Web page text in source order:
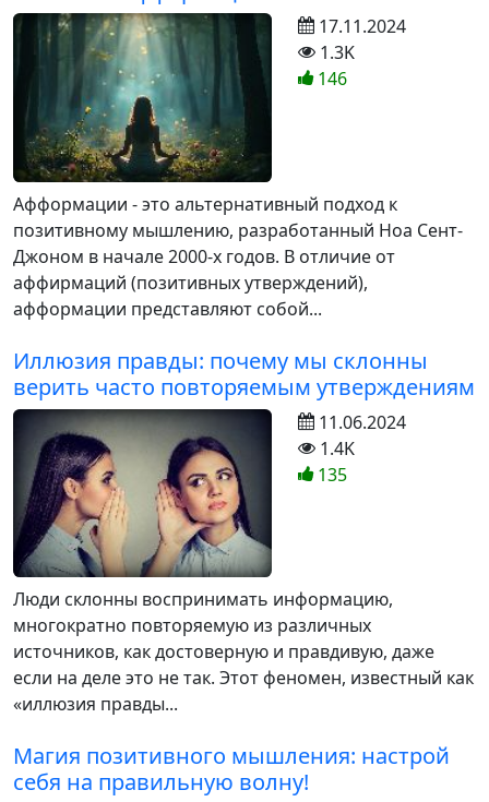
Афформации - это альтернативный подход к
позитивному мышлению, разработанный Ноа Сент-
Джоном в начале 2000-х годов. В отличие от
аффирмаций (позитивных утверждений),
афформации представляют собой...
17.11.2024
1.3K
146
Иллюзия правды: почему мы склонны
верить часто повторяемым утверждениям
Люди склонны воспринимать информацию,
многократно повторяемую из различных
источников, как достоверную и правдивую, даже
если на деле это не так. Этот феномен, известный как
«иллюзия правды...
11.06.2024
1.4K
135
Магия позитивного мышления: настрой
себя на правильную волну!